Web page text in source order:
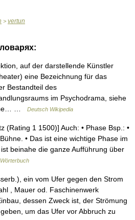
> vertun
auf der darstellende Künstler
eine Bezeichnung für das
Bestandteil des
im Psychodrama, siehe
…
Deutsch Wikipedia
(Rating 1 1500)] Auch: • Phase Bsp.: •
• Das ist eine wichtige Phase im
beinahe die ganze Aufführung über
ein vom Ufer gegen den Strom
, Mauer od. Faschinenwerk
dessen Zweck ist, der Strömung
um das Ufer vor Abbruch zu